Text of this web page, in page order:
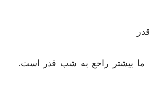
ما بيشتر راجع به شب قدر است.